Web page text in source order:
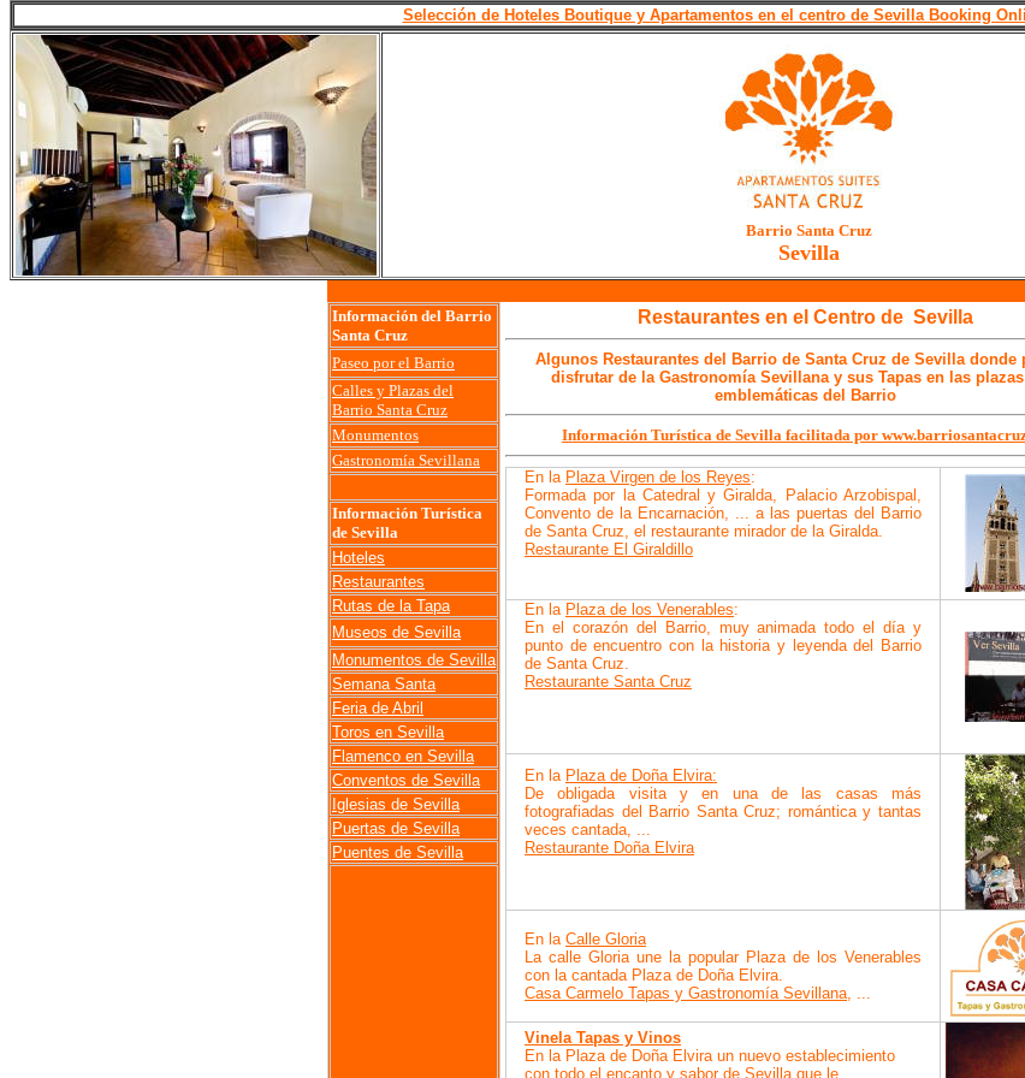
Selección de Hoteles Boutique y Apartamentos en el centro de Sevilla Booking
Barrio Santa Cruz
Sevilla
Información del Barrio
Santa Cruz
Paseo por el Barrio
Calles y Plazas del
Barrio Santa Cruz
Monumentos
Gastronomía Sevillana
Información Turística
de Sevilla
Hoteles
Restaurantes
Rutas de la Tapa
Museos de Sevilla
Monumentos de Sevilla
Semana Santa
Feria de Abril
Toros en Sevilla
Flamenco en Sevilla
Conventos de Sevilla
Iglesias de Sevilla
Puertas de Sevilla
Puentes de Sevilla
Restaurantes en el Centro de Sevilla
Algunos Restaurantes del Barrio de Santa Cruz de Sevilla donde
disfrutar de la Gastronomía Sevillana y sus Tapas en las
emblemáticas del Barrio
Información Turística de Sevilla facilitada por
En la Plaza Virgen de los Reyes:
Formada por la Catedral y Giralda, Palacio Arzobispal,
Convento de la Encarnación, ... a las puertas del Barrio
de Santa Cruz, el restaurante mirador de la Giralda.
Restaurante El Giraldillo
En la Plaza de los Venerables:
En el corazón del Barrio, muy animada todo el día y
punto de encuentro con la historia y leyenda del Barrio
de Santa Cruz.
Restaurante Santa Cruz
En la Plaza de Doña Elvira:
De obligada visita y en una de las casas más
fotografiadas del Barrio Santa Cruz; romántica y tantas
veces cantada, ...
Restaurante Doña Elvira
En la Calle Gloria
La calle Gloria une la popular Plaza de los Venerables
con la cantada Plaza de Doña Elvira.
Casa Carmelo Tapas y Gastronomía Sevillana, ...
Vinela Tapas y Vinos
En la Plaza de Doña Elvira un nuevo establecimiento
con todo el encanto y sabor de Sevilla que le